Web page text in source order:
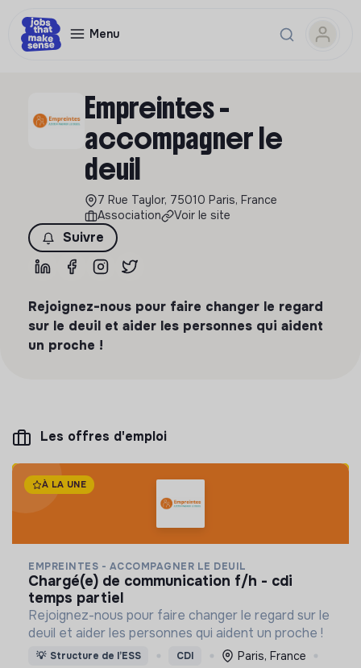
Menu
Empreintes -
accompagner le
deuil
7 Rue Taylor, 75010 Paris, France
Association
Voir le site
Suivre
Rejoignez-nous pour faire changer le regard
sur le deuil et aider les personnes qui aident
un proche !
Les offres d'emploi
À LA UNE
EMPREINTES - ACCOMPAGNER LE DEUIL
chargé(e) de communication f/h - cdi
temps partiel
Rejoignez-nous pour faire changer le regard sur le
deuil et aider les personnes qui aident un proche !
💡 Structure de l’ESS CDI
Paris, France